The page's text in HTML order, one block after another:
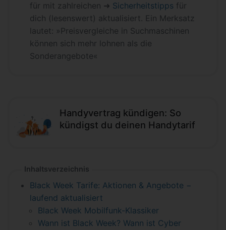
für mit zahlreichen ➜ Sicherheitstipps für
dich (lesenswert) aktualisiert. Ein Merksatz
lautet: »Preisvergleiche in Suchmaschinen
können sich mehr lohnen als die
Sonderangebote«
Handyvertrag kündigen: So
kündigst du deinen Handytarif
Inhaltsverzeichnis
Black Week Tarife: Aktionen & Angebote −
laufend aktualisiert
Black Week Mobilfunk-Klassiker
Wann ist Black Week? Wann ist Cyber